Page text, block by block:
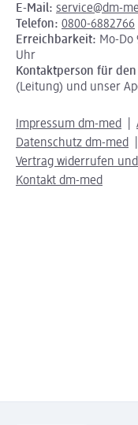
E-Mail: service@dm-
Telefon: 0800-6882766
Erreichbarkeit: Mo-Do
Uhr
Kontaktperson für
(Leitung) und unser
Impressum dm-med
Datenschutz dm-med
Vertrag widerrufen
Kontakt dm-med